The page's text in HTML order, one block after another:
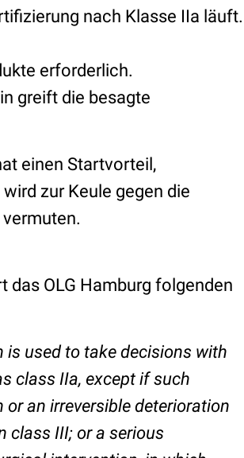
nach Klasse IIa läuft.
erforderlich.
greift die besagte
einen Startvorteil,
zur Keule gegen die
das OLG Hamburg folgenden
used to take decisions with
class IIa, except if such
an irreversible deterioration
class III; or a serious